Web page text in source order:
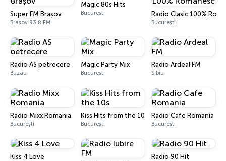
Super FM Brașov
Brașov 93.8 FM
Magic 80s Hits
București Radio Clasic 100%
București
Radio AS petrecere
Buzău
Magic Party Mix
București
Radio Ardeal FM
Sibiu
Radio Mixx Romania
București
Kiss Hits from the 10s
București
Radio Cafe Romania
București
Kiss 4 Love Radio 90 Hit